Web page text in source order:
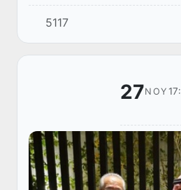
olayotgan 200 dan ortiq
saralab olingan.
5117
27NOY